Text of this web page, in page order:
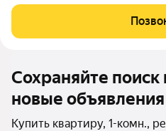
продаже!!! Подходит под все
стоимость в договоре!!!
Сохраняйте поиск
новые объявления
Купить квартиру, 1-комн.,